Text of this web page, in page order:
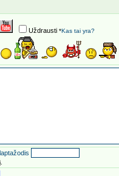
Uždrausti *Kas tai yra?